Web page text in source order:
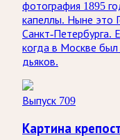
фотография 1895
капеллы. Ныне это
Санкт‑Петербурга.
когда в Москве
дьяков.
Выпуск 709
Картина